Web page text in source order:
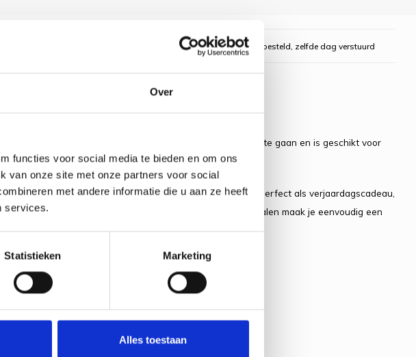
Over
functies voor social media te bieden en om ons
van onze site met onze partners voor social
met andere informatie die u aan ze heeft
services.
Statistieken Marketing
Alles toestaan
Voor 16:00 uur besteld, zelfde dag verstuurd
bevat alles wat je nodig hebt om direct aan de slag te gaan en is geschikt voor
ontspannen middag.
van handwerken, borduren of creatieve hobby's houdt. Perfect als verjaardagscadeau,
duidelijke instructies en alle benodigde materialen maak je eenvoudig een